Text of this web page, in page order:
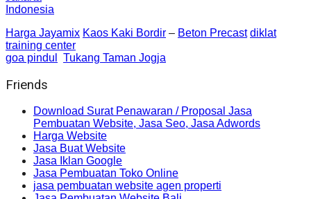
Indonesia
Harga Jayamix Kaos Kaki Bordir – Beton Precast diklat
training center
goa pindul
Tukang Taman Jogja
Friends
Download Surat Penawaran / Proposal Jasa
Pembuatan Website, Jasa Seo, Jasa Adwords
Harga Website
Jasa Buat Website
Jasa Iklan Google
Jasa Pembuatan Toko Online
jasa pembuatan website agen properti